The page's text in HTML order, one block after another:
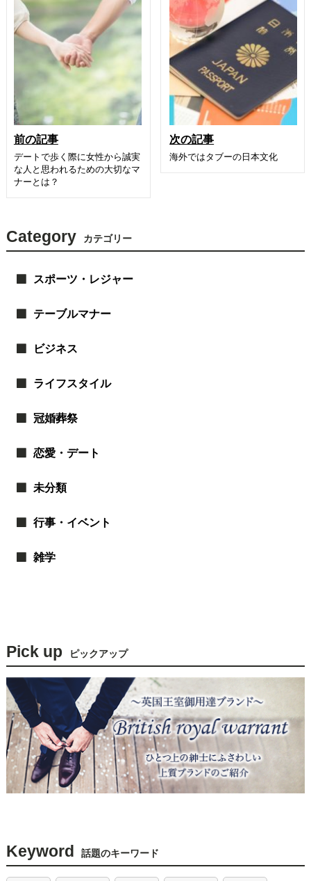
前の記事
デートで歩く際に女性から誠実
な人と思われるための大切なマ
ナーとは？
次の記事
海外ではタブーの日本文化
Category カテゴリー
スポーツ・レジャー
テーブルマナー
ビジネス
ライフスタイル
冠婚葬祭
恋愛・デート
未分類
行事・イベント
雑学
Pick up ピックアップ
Keyword 話題のキーワード